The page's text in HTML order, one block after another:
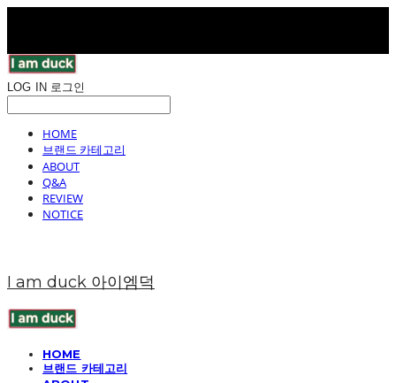
LOG IN 로그인
HOME
브랜드 카테고리
ABOUT
Q&A
REVIEW
NOTICE
I am duck 아이엠덕
HOME
브랜드 카테고리